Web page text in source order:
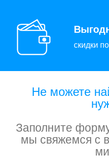
скидки
Не можете
Заполните
мы свяжемся с